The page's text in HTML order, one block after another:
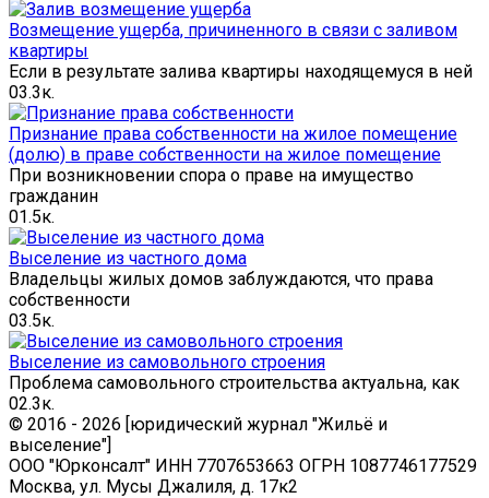
Возмещение ущерба, причиненного в связи с заливом
квартиры
Если в результате залива квартиры находящемуся в ней
03.3к.
Признание права собственности на жилое помещение
(долю) в праве собственности на жилое помещение
При возникновении спора о праве на имущество
гражданин
01.5к.
Выселение из частного дома
Владельцы жилых домов заблуждаются, что права
собственности
03.5к.
Выселение из самовольного строения
Проблема самовольного строительства актуальна, как
02.3к.
© 2016 - 2026 [юридический журнал "Жильё и
выселение"]
ООО "Юрконсалт" ИНН 7707653663 ОГРН 1087746177529
Москва, ул. Мусы Джалиля, д. 17к2